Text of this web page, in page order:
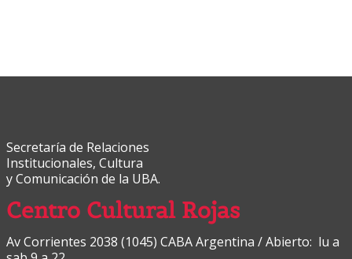
Secretaría de Relaciones
Institucionales, Cultura
y Comunicación de la UBA.
Centro Cultural Rojas
Av Corrientes 2038 (1045) CABA Argentina / Abierto: lu a